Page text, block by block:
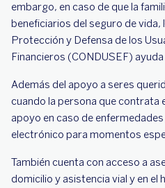
embargo, en caso de que la
beneficiarios del seguro de vida,
Protección y Defensa de los
Financieros (CONDUSEF)
Además del apoyo a seres
cuando la persona que contrata
apoyo en caso de
electrónico para momentos
También cuenta con acceso a
domicilio y asistencia vial y en el